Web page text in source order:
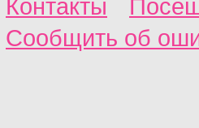
Контакты
Сообщить об